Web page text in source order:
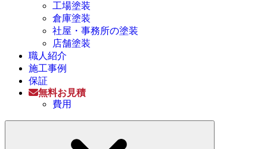
工場塗装
倉庫塗装
社屋・事務所の塗装
店舗塗装
職人紹介
施工事例
保証
無料お見積
費用